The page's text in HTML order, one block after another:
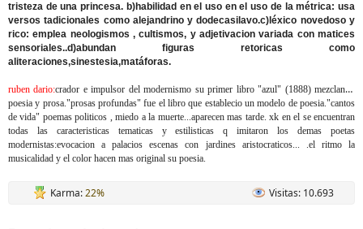
tristeza de una princesa. b)habilidad en el uso en el uso de la métrica: usa
versos tadicionales como alejandrino y dodecasilavo.c)léxico novedoso y
rico: emplea neologismos , cultismos, y adjetivacion variada con matices
sensoriales..d)abundan figuras retoricas como
aliteraciones,sinestesia,matáforas.
ruben dario:crador e impulsor del modernismo su primer libro "azul" (1888) mezclando
poesia y prosa."prosas profundas" fue el libro que establecio un modelo de poesia."cantos
de vida" poemas politicos , miedo a la muerte...aparecen mas tarde. xk en el se encuentran
todas las caracteristicas tematicas y estilisticas q imitaron los demas poetas
modernistas:evocacion a palacios escenas con jardines aristocraticos... .el ritmo la
musicalidad y el color hacen mas original su poesia.
Karma:22% Visitas: 10.693